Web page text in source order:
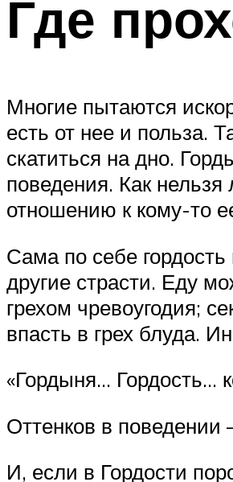
Где
Многие пытаются
есть от нее и польза.
скатиться на дно.
поведения. Как
отношению к кому-то
Сама по себе
другие страсти. Еду
грехом чревоугодия;
впасть в грех блуда.
«Гордыня… Гордость…
Оттенков в поведении
И, если в Гордости